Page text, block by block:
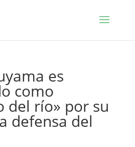
es
como
del río» por su
defensa del